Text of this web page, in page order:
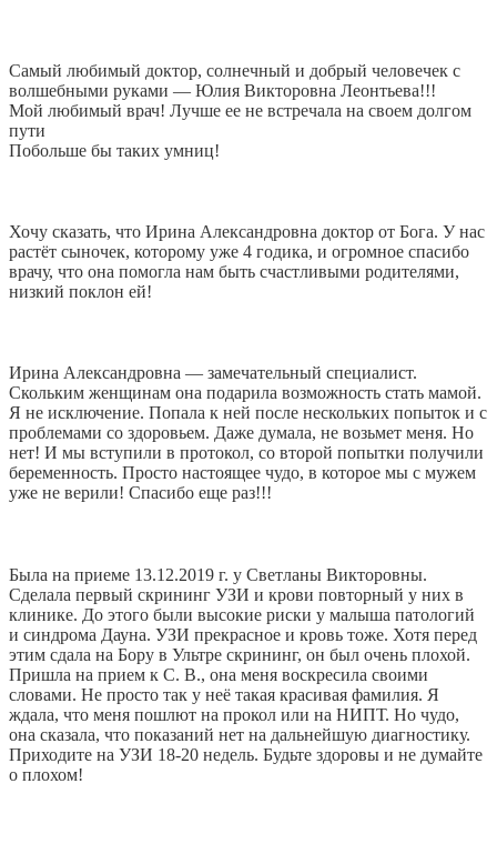
Самый любимый доктор, солнечный и добрый человечек с
волшебными руками — Юлия Викторовна Леонтьева!!!
Мой любимый врач! Лучше ее не встречала на своем долгом
пути
Побольше бы таких умниц!
Хочу сказать, что Ирина Александровна доктор от Бога. У нас
растёт сыночек, которому уже 4 годика, и огромное спасибо
врачу, что она помогла нам быть счастливыми родителями,
низкий поклон ей!
Ирина Александровна — замечательный специалист.
Скольким женщинам она подарила возможность стать мамой.
Я не исключение. Попала к ней после нескольких попыток и с
проблемами со здоровьем. Даже думала, не возьмет меня. Но
нет! И мы вступили в протокол, со второй попытки получили
беременность. Просто настоящее чудо, в которое мы с мужем
уже не верили! Спасибо еще раз!!!
Была на приеме 13.12.2019 г. у Светланы Викторовны.
Сделала первый скрининг УЗИ и крови повторный у них в
клинике. До этого были высокие риски у малыша патологий
и синдрома Дауна. УЗИ прекрасное и кровь тоже. Хотя перед
этим сдала на Бору в Ультре скрининг, он был очень плохой.
Пришла на прием к С. В., она меня воскресила своими
словами. Не просто так у неё такая красивая фамилия. Я
ждала, что меня пошлют на прокол или на НИПТ. Но чудо,
она сказала, что показаний нет на дальнейшую диагностику.
Приходите на УЗИ 18-20 недель. Будьте здоровы и не думайте
о плохом!